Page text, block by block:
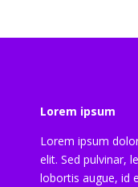
Lorem ipsum
Lorem ipsum
elit. Sed pulvinar,
lobortis augue, id